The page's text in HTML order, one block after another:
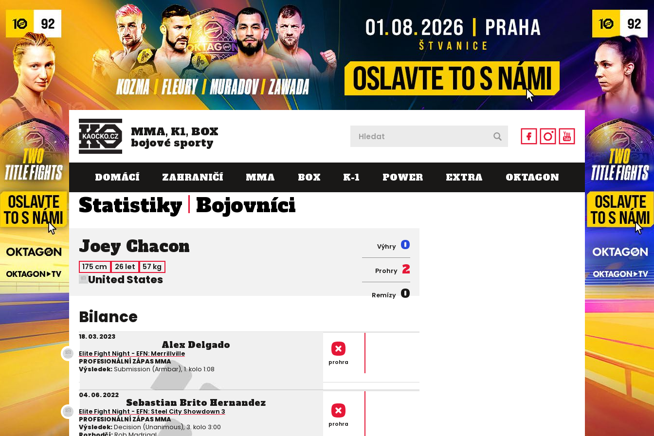
MMA, K1, BOX
bojové sporty
DOMÁCÍ ZAHRANIČÍ MMA BOX K-1 POWER EXTRA OKTAGON
Statistiky Bojovníci
Joey Chacon
175 cm 26 let 57 kg
United States
Výhry 0
Prohry 2
Remízy 0
Bilance
18. 03. 2023
Alex Delgado
Elite Fight Night - EFN: Merrillville
PROFESIONÁLNÍ ZÁPAS MMA
Výsledek:Submission (Armbar), 1. kolo 1:08
prohra
04. 06. 2022
Sebastian Brito Hernandez
Elite Fight Night - EFN: Steel City Showdown 3
PROFESIONÁLNÍ ZÁPAS MMA
Výsledek:Decision (Unanimous), 3. kolo 3:00
prohra